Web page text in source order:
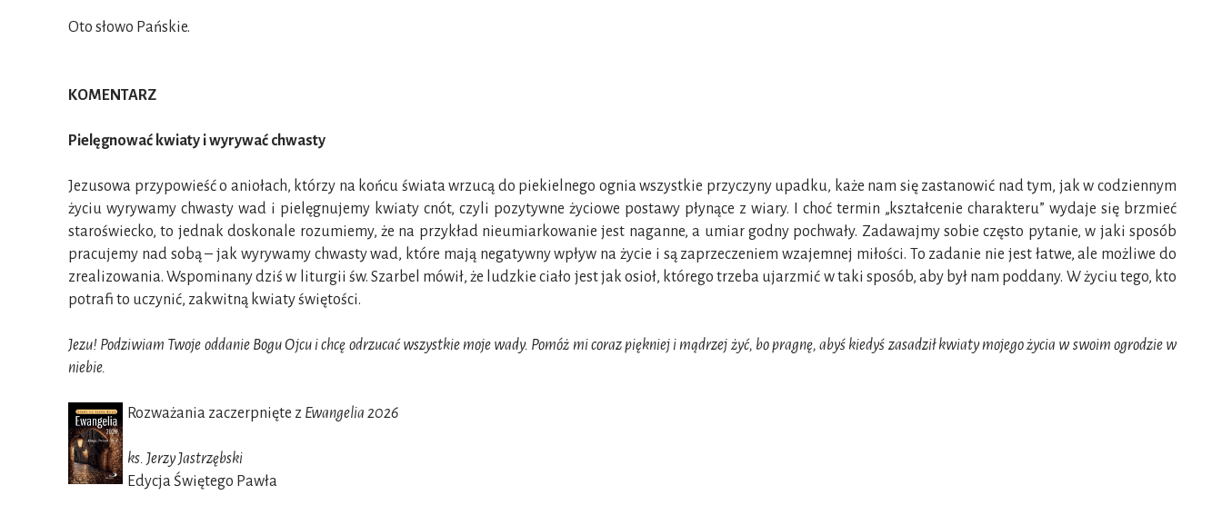
Oto słowo Pańskie.
KOMENTARZ
Pielęgnować kwiaty i wyrywać chwasty
Jezusowa przypowieść o aniołach, którzy na końcu świata wrzucą do piekielnego ognia wszystkie przyczyny upadku, każe nam się zastanowić nad tym, jak w codziennym
życiu wyrywamy chwasty wad i pielęgnujemy kwiaty cnót, czyli pozytywne życiowe postawy płynące z wiary. I choć termin „kształcenie charakteru” wydaje się brzmieć
staroświecko, to jednak doskonale rozumiemy, że na przykład nieumiarkowanie jest naganne, a umiar godny pochwały. Zadawajmy sobie często pytanie, w jaki sposób
pracujemy nad sobą – jak wyrywamy chwasty wad, które mają negatywny wpływ na życie i są zaprzeczeniem wzajemnej miłości. To zadanie nie jest łatwe, ale możliwe do
zrealizowania. Wspominany dziś w liturgii św. Szarbel mówił, że ludzkie ciało jest jak osioł, którego trzeba ujarzmić w taki sposób, aby był nam poddany. W życiu tego, kto
potrafi to uczynić, zakwitną kwiaty świętości.
Jezu! Podziwiam Twoje oddanie Bogu Ojcu i chcę odrzucać wszystkie moje wady. Pomóż mi coraz piękniej i mądrzej żyć, bo pragnę, abyś kiedyś zasadził kwiaty mojego życia w swoim ogrodzie w
niebie.
Rozważania zaczerpnięte z Ewangelia 2026
ks. Jerzy Jastrzębski
Edycja Świętego Pawła